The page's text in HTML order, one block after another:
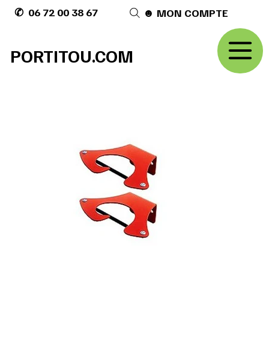
PORTITOU.COM
✆ 06 72 00 38 67 ☻ MON COMPTE